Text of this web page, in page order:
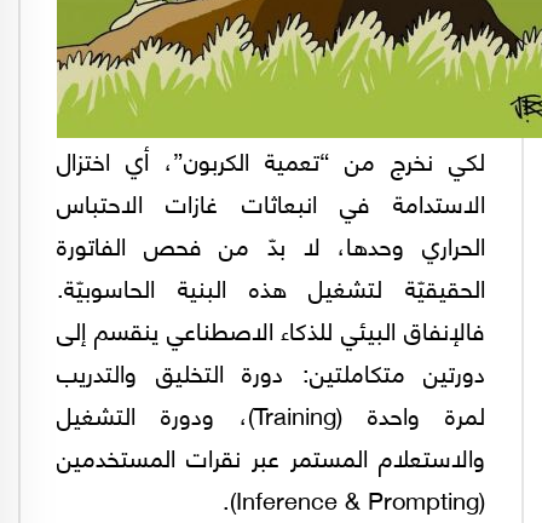
لكي نخرج من “تعمية الكربون”، أي اختزال
الاستدامة في انبعاثات غازات الاحتباس
الحراري وحدها، لا بدّ من فحص الفاتورة
الحقيقيّة لتشغيل هذه البنية الحاسوبيّة.
فالإنفاق البيئي للذكاء الاصطناعي ينقسم إلى
دورتين متكاملتين: دورة التخليق والتدريب
لمرة واحدة (Training)، ودورة التشغيل
والاستعلام المستمر عبر نقرات المستخدمين
(Inference & Prompting).